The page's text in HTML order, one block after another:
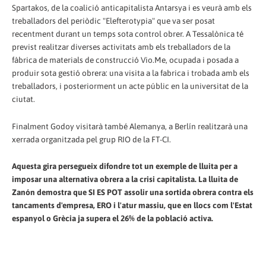
Spartakos, de la coalició anticapitalista Antarsya i es veurà amb els
treballadors del periòdic "Elefterotypia" que va ser posat
recentment durant un temps sota control obrer. A Tessalònica té
previst realitzar diverses activitats amb els treballadors de la
fàbrica de materials de construcció Vio.Me, ocupada i posada a
produir sota gestió obrera: una visita a la fabrica i trobada amb els
treballadors, i posteriorment un acte públic en la universitat de la
ciutat.
Finalment Godoy visitarà també Alemanya, a Berlín realitzarà una
xerrada organitzada pel grup RIO de la FT-CI.
Aquesta gira persegueix difondre tot un exemple de lluita per a
imposar una alternativa obrera a la crisi capitalista. La lluita de
Zanón demostra que SI ES POT assolir una sortida obrera contra els
tancaments d'empresa, ERO i l'atur massiu, que en llocs com l'Estat
espanyol o Grècia ja supera el 26% de la població activa.